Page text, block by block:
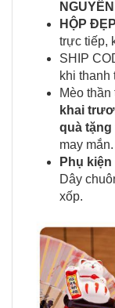
HỘP
trực tiếp,
SHIP
khi thanh
Mèo
khai
quà tặng
may mắn.
Phụ
Dây
xốp.